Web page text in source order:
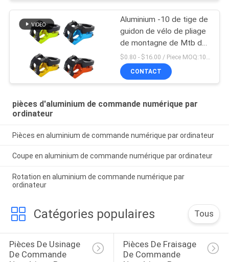
Aluminium -10 de tige de
guidon de vélo de pliage
de montagne de Mtb de
route d'Aliminum
CONTACT
pièces d'aluminium de commande numérique par
ordinateur
Pièces en aluminium de commande numérique par ordinateur
Coupe en aluminium de commande numérique par ordinateur
Rotation en aluminium de commande numérique par
ordinateur
Catégories populaires Tous
Pièces De Usinage
De Commande
Pièces De Fraisage
De Commande